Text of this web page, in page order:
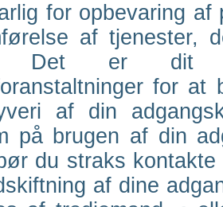
for opbevaring
af tjenester,
Det er dit
for
af din
på brugen af din
du straks
af dine